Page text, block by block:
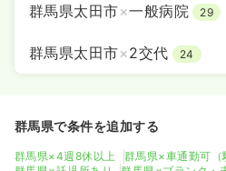
群馬県太田市×一般病院 29
群馬県太田市×2交代 24
群馬県で条件を追加する
群馬県×4週8休以上 群馬県×車通勤可（